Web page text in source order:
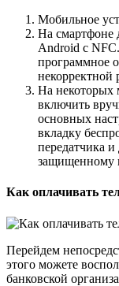
Мобильное
На смартфоне
Android с
программное
некорректной
На некоторых
включить
основных
вкладку
передатчика
защищенному
Как оплачивать
Перейдем
этого можете
банковской